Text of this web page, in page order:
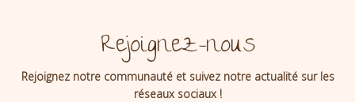
Rejoignez-nous
Rejoignez notre communauté et suivez notre actualité sur les
réseaux sociaux !